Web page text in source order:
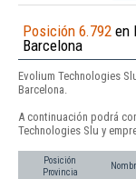
Posición 6.792 en
Barcelona
Evolium Technologies
Barcelona.
A continuación podrá
Technologies Slu y
Posición
Provincia